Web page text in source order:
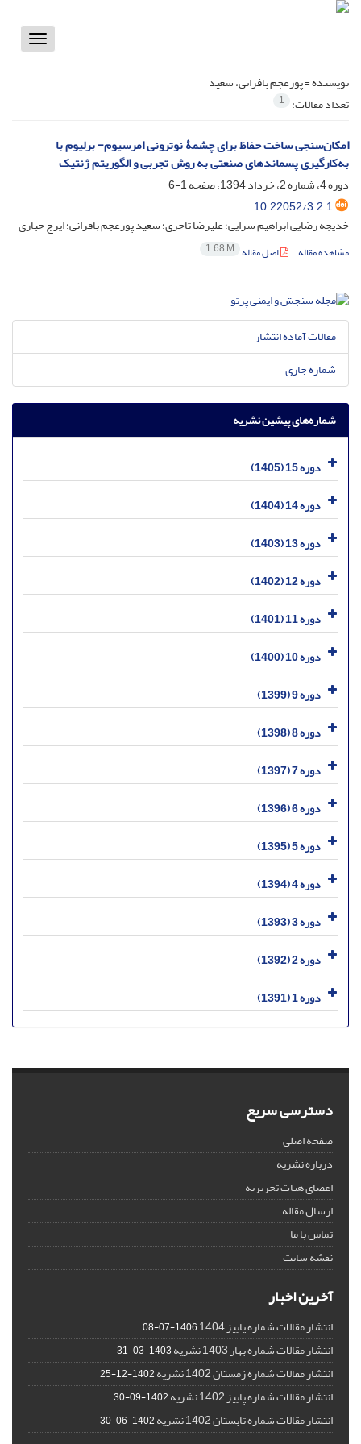
Toggle
نویسنده =پورعجم بافرانی، سعید
تعداد مقالات: 1
امکان‌سنجی ساخت حفاظ برای چشمۀ نوترونی امرسیوم- برلیوم با
به‌کارگیری پسماندهای صنعتی به روش تجربی و الگوریتم ژنتیک
دوره 4، شماره 2، خرداد 1394، صفحه
1-6
10.22052/3.2.1
خدیجه رضایی ابراهیم سرایی؛ علیرضا تاجری؛ سعید پورعجم بافرانی؛ ایرج جباری
مشاهده مقاله اصل مقاله 1.68 M
مقالات آماده انتشار
شماره جاری
شماره‌های پیشین نشریه
دوره 15 (1405)
دوره 14 (1404)
دوره 13 (1403)
دوره 12 (1402)
دوره 11 (1401)
دوره 10 (1400)
دوره 9 (1399)
دوره 8 (1398)
دوره 7 (1397)
دوره 6 (1396)
دوره 5 (1395)
دوره 4 (1394)
دوره 3 (1393)
دوره 2 (1392)
دوره 1 (1391)
دسترسی سریع
صفحه اصلی
درباره نشریه
اعضای هیات تحریریه
ارسال مقاله
تماس با ما
نقشه سایت
آخرین اخبار
انتشار مقالات شماره پاییز 1404 1406-07-08
انتشار مقالات شماره بهار 1403 نشریه 1403-03-31
انتشار مقالات شماره زمستان 1402 نشریه 1402-12-25
انتشار مقالات شماره پاییز 1402 نشریه 1402-09-30
انتشار مقالات شماره تابستان 1402 نشریه 1402-06-30